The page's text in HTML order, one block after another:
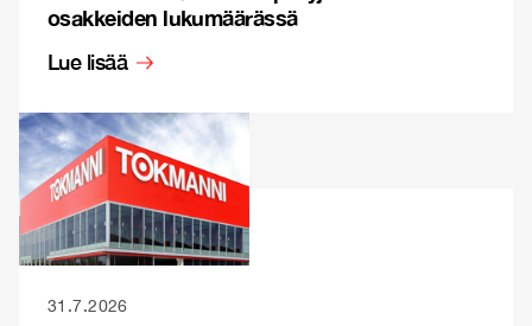
osakkeiden lukumäärässä
Lue lisää
31.7.2026